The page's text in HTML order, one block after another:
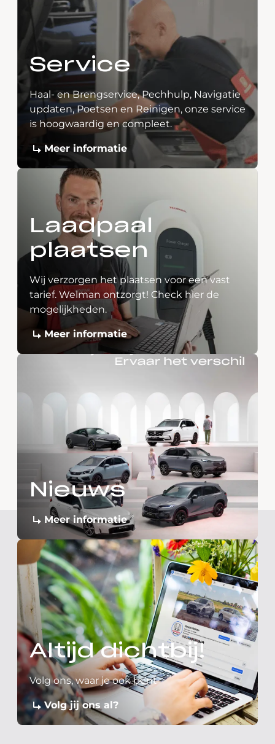
Service
Haal- en Brengservice, Pechhulp, Navigatie
updaten, Poetsen en Reinigen, onze service
is hoogwaardig en compleet.
Meer informatie
Laadpaal
plaatsen
Wij verzorgen het plaatsen voor een vast
tarief. Welman ontzorgt! Check hier de
mogelijkheden.
Meer informatie
Nieuws
Meer informatie
Altijd dichtbij!
Volg ons, waar je ook bent
Volg jij ons al?